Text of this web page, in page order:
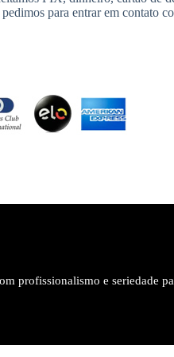
pedimos para entrar em contato
profissionalismo e seriedade